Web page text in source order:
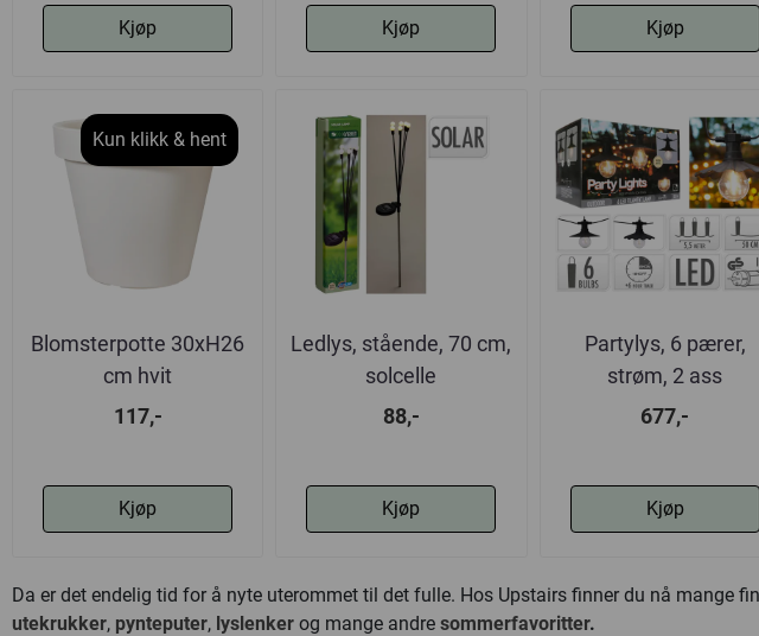
Kjøp Kjøp Kjøp
Kun klikk & hent
Blomsterpotte 30xH26
cm hvit
117,-
Kjøp
Ledlys, stående, 70 cm,
solcelle
88,-
Kjøp
Partylys, 6 pærer,
strøm, 2 ass
677,-
Kjøp
Da er det endelig tid for å nyte uterommet til det fulle. Hos Upstairs finner du nå mange
utekrukker, pynteputer, lyslenker og mange andre sommerfavoritter.